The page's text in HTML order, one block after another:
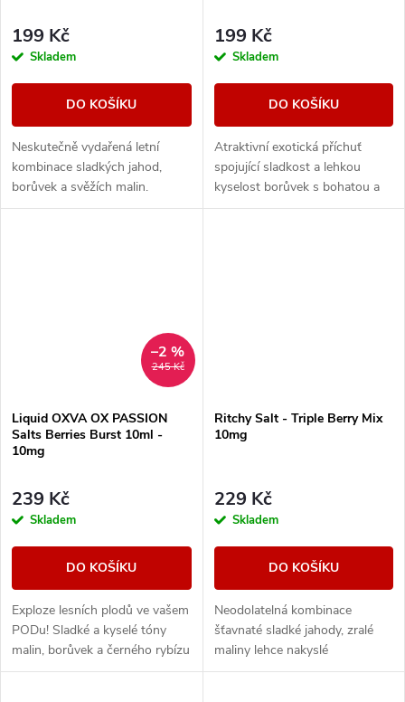
199 Kč
Skladem
DO KOŠÍKU
Neskutečně vydařená letní
kombinace sladkých jahod,
borůvek a svěžích malin.
199 Kč
Skladem
DO KOŠÍKU
Atraktivní exotická příchuť
spojující sladkost a lehkou
kyselost borůvek s bohatou a
šťavnatou chutí zralého manga.
245 Kč
–2 %
Liquid OXVA OX PASSION
Salts Berries Burst 10ml -
10mg
239 Kč
Skladem
DO KOŠÍKU
Exploze lesních plodů ve vašem
PODu! Sladké a kyselé tóny
malin, borůvek a černého rybízu
se spojují do perfektně
Ritchy Salt - Triple Berry Mix
10mg
229 Kč
Skladem
DO KOŠÍKU
Neodolatelná kombinace
šťavnaté sladké jahody, zralé
maliny lehce nakyslé
borůvky. Odvážný mix pro